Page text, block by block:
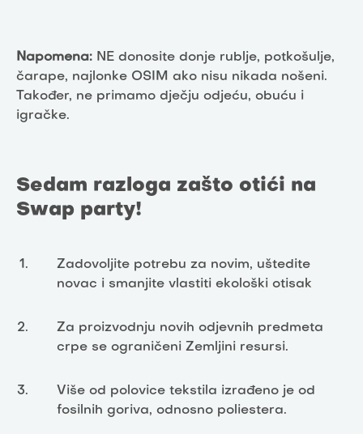
Napomena: NE donosite donje rublje, potkošulje,
čarape, najlonke OSIM ako nisu nikada nošeni.
Također, ne primamo dječju odjeću, obuću i
igračke.
Sedam razloga zašto otići na
Swap party!
Zadovoljite potrebu za novim, uštedite
novac i smanjite vlastiti ekološki otisak
Za proizvodnju novih odjevnih predmeta
crpe se ograničeni Zemljini resursi.
Više od polovice tekstila izrađeno je od
fosilnih goriva, odnosno poliestera.